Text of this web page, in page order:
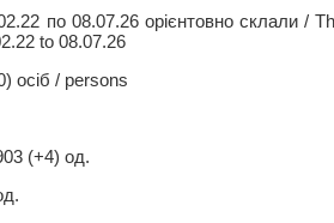
по 08.07.26 орієнтовно склали /
to 08.07.26
осіб / persons
(+4) од.